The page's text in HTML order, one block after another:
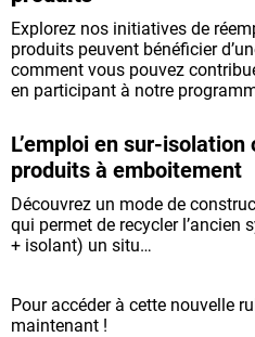
Explorez nos initiatives de
produits peuvent bénéficier
comment vous pouvez
en participant à notre
L’emploi en sur-
produits à emboitement
Découvrez un mode de
qui permet de recycler l’ancien
+ isolant) un situ…
Pour accéder à cette nouvelle
maintenant !